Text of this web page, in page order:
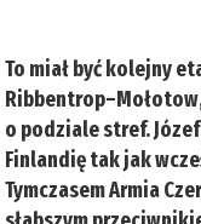
To miał być kolejny
o podziale stref.
Finlandię tak jak
Tymczasem Armia